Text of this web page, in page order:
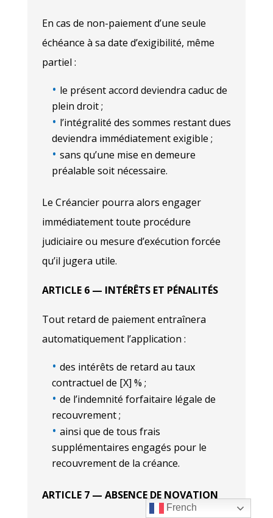
En cas de non-paiement d’une seule
échéance à sa date d’exigibilité, même
partiel :
le présent accord deviendra caduc de
plein droit ;
l’intégralité des sommes restant dues
deviendra immédiatement exigible ;
sans qu’une mise en demeure
préalable soit nécessaire.
Le Créancier pourra alors engager
immédiatement toute procédure
judiciaire ou mesure d’exécution forcée
qu’il jugera utile.
ARTICLE 6 — INTÉRÊTS ET PÉNALITÉS
Tout retard de paiement entraînera
automatiquement l’application :
des intérêts de retard au taux
contractuel de [X] % ;
de l’indemnité forfaitaire légale de
recouvrement ;
ainsi que de tous frais
supplémentaires engagés pour le
recouvrement de la créance.
ARTICLE 7 — ABSENCE DE NOVATION
French